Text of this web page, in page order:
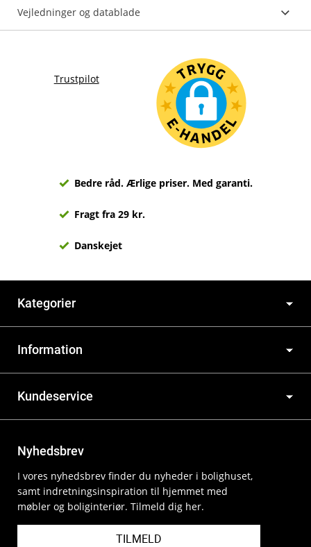
Vejledninger og datablade
Trustpilot
Bedre råd. Ærlige priser. Med garanti.
Fragt fra 29 kr.
Danskejet
Kategorier
Information
Kundeservice
Nyhedsbrev
I vores nyhedsbrev finder du nyheder i bolighuset,
samt indretningsinspiration til hjemmet med
møbler og boliginteriør. Tilmeld dig her.
TILMELD